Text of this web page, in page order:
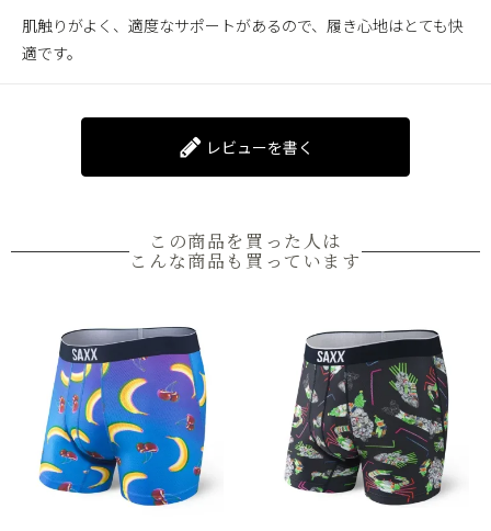
肌触りがよく、適度なサポートがあるので、履き心地はとても快
適です。
レビューを書く
この商品を買った人は
こんな商品も買っています